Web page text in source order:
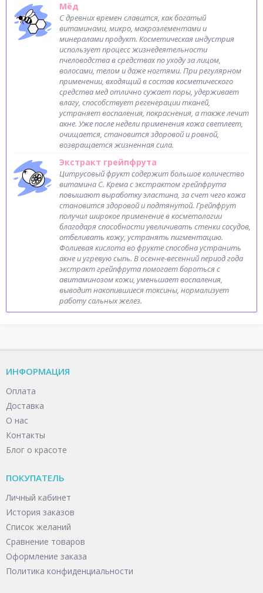
Мёд
С древних времен славится, как богатый
витаминами, микро, макроэлементами и
минералами продукт. Косметическая индустрия
использует процесс жизнедеятельности
пчеловодства в средствах по уходу за лицом,
волосами, телом и даже ногтями. При регулярном
применении, входящий в состав косметического
средства мед отлично сужает поры, удерживает
влагу, способствует регенерации тканей,
устраняет воспаления, покраснения, а также лечит
акне. Уже после недели применения кожа светлеет,
очищается, становится здоровой и ровной,
возвращается жизненная сила.
Экстракт грейпфрута
Цитрусовый фрукт содержит большое количество
витамина C. Крема с экстрактом грейпфрута
повышают выработку эластина, за счет чего кожа
становится здоровой и подтянутой. Грейпфрут
получил широкое применение в косметологии
благодаря способности увеличивать стенки сосудов,
отбеливать кожу, устранять пигментацию.
Фолиевая кислота во фрукте способна устранить
акне и угревую сыпь. В осенне-весенний период года
экстракт грейпфрута помогает бороться с
авитаминозом кожи, уменьшает воспаления,
выводит накопившиеся токсины, нормализует
работу сальных желез.
ИНФОРМАЦИЯ
Оплата
Доставка
О нас
Контакты
Блог о красоте
ПОКУПАТЕЛЬ
Личный кабинет
История заказов
Список желаний
Сравнение товаров
Оформление заказа
Политика конфиденциальности